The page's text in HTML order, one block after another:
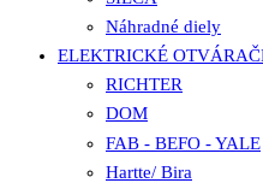
Náhradné diely
ELEKTRICKÉ
RICHTER
DOM
FAB - BEFO - YALE
Hartte/ Bira